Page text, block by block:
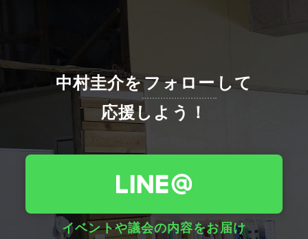
中村圭介をフォローして
応援しよう！
イベントや議会の内容をお届け